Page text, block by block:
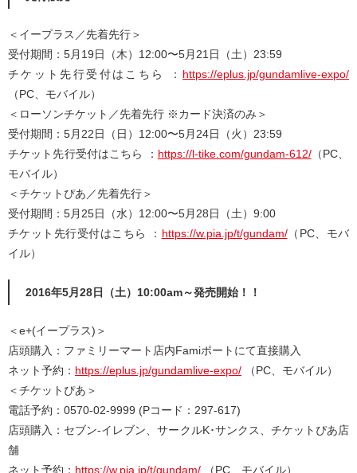
＜イープラス／先着先行＞
受付期間：5月19日（木）12:00〜5月21日（土）23:59
チケット先行受付はこちら ： https://eplus.jp/gundamlive-expo/
（PC、モバイル）
＜ローソンチケット／先着先行 ※カード決済のみ＞
受付期間：5月22日（日）12:00〜5月24日（火）23:59
チケット先行受付はこちら ： https://l-tike.com/gundam-612/（PC、
モバイル）
＜チケットぴあ／先着先行＞
受付期間：5月25日（水）12:00〜5月28日（土）9:00
チケット先行受付はこちら ： https://w.pia.jp/t/gundam/（PC、モバ
イル）
2016年5月28日（土）10:00am～発売開始！！
＜e+(イープラス)＞
店頭購入：ファミリーマート店内Famiポートにて直接購入
ネット予約： https://eplus.jp/gundamlive-expo/ （PC、モバイル）
＜チケットぴあ＞
電話予約：0570-02-9999 (Pコード：297-617)
店頭購入：セブン-イレブン、サークルK･サンクス、チケットぴあ店
舗
ネット予約： https://w.pia.jp/t/gundam/ （PC、モバイル）